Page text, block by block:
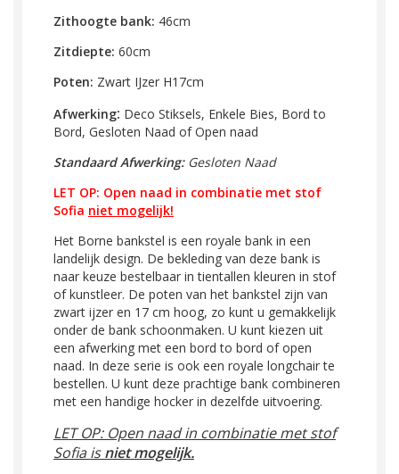
Zithoogte bank: 46cm
Zitdiepte: 60cm
Poten: Zwart IJzer H17cm
Afwerking: Deco Stiksels, Enkele Bies, Bord to
Bord, Gesloten Naad of Open naad
Standaard Afwerking:Gesloten Naad
LET OP: Open naad in combinatie met stof
Sofia niet mogelijk!
Het Borne bankstel is een royale bank in een
landelijk design. De bekleding van deze bank is
naar keuze bestelbaar in tientallen kleuren in stof
of kunstleer. De poten van het bankstel zijn van
zwart ijzer en 17 cm hoog, zo kunt u gemakkelijk
onder de bank schoonmaken. U kunt kiezen uit
een afwerking met een bord to bord of open
naad. In deze serie is ook een royale longchair te
bestellen. U kunt deze prachtige bank combineren
met een handige hocker in dezelfde uitvoering.
LET OP: Open naad in combinatie met stof
Sofia isniet mogelijk.